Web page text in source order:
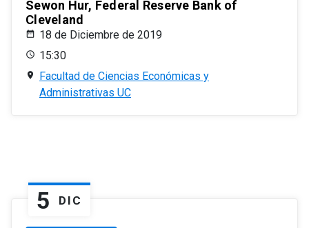
Sewon Hur, Federal Reserve Bank of
Cleveland
18 de Diciembre de 2019
15:30
Facultad de Ciencias Económicas y
Administrativas UC
5 DIC